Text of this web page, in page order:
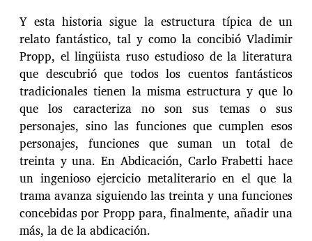
Y esta historia sigue la estructura típica de un
relato fantástico, tal y como la concibió Vladimir
Propp, el lingüista ruso estudioso de la literatura
que descubrió que todos los cuentos fantásticos
tradicionales tienen la misma estructura y que lo
que los caracteriza no son sus temas o sus
personajes, sino las funciones que cumplen esos
personajes, funciones que suman un total de
treinta y una. En Abdicación, Carlo Frabetti hace
un ingenioso ejercicio metaliterario en el que la
trama avanza siguiendo las treinta y una funciones
concebidas por Propp para, finalmente, añadir una
más, la de la abdicación.